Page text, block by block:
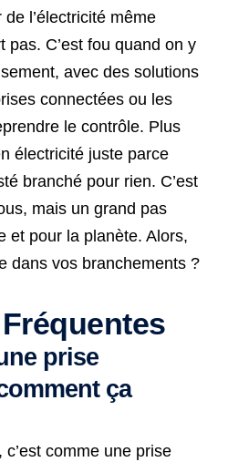
l’électricité même
pas. C’est fou quand on y
avec des solutions
connectées ou les
le contrôle. Plus
électricité juste parce
branché pour rien. C’est
mais un grand pas
et pour la planète. Alors,
dans vos branchements ?
prise
ça
comme une prise